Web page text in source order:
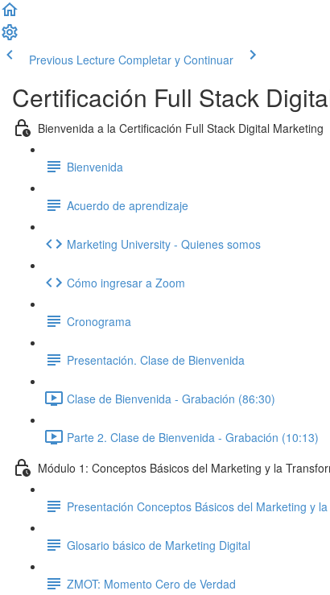
Previous Lecture Completar y Continuar
Certificación Full Stack
Bienvenida a la Certificación Full Stack Digital Marketing
Bienvenida
Acuerdo de aprendizaje
Marketing University - Quienes somos
Cómo ingresar a Zoom
Cronograma
Presentación. Clase de Bienvenida
Clase de Bienvenida - Grabación (86:30)
Parte 2. Clase de Bienvenida - Grabación (10:13)
Módulo 1: Conceptos Básicos del Marketing y la
Presentación Conceptos Básicos del Marketing y
Glosario básico de Marketing Digital
ZMOT: Momento Cero de Verdad